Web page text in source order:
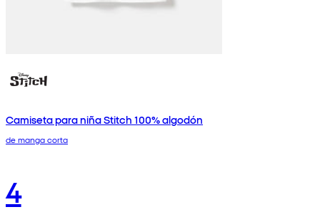
Camiseta para niña Stitch 100% algodón
de manga corta
4